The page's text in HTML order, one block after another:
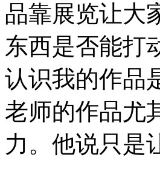
品靠展览让大
东西是否能打
认识我的作品
老师的作品尤
力。他说只是